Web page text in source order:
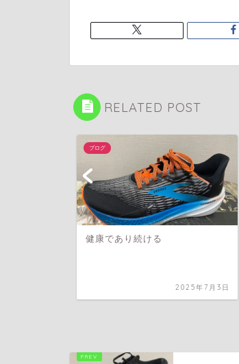
RELATED POST
ブログ
健康であり続ける
2025年7月3日